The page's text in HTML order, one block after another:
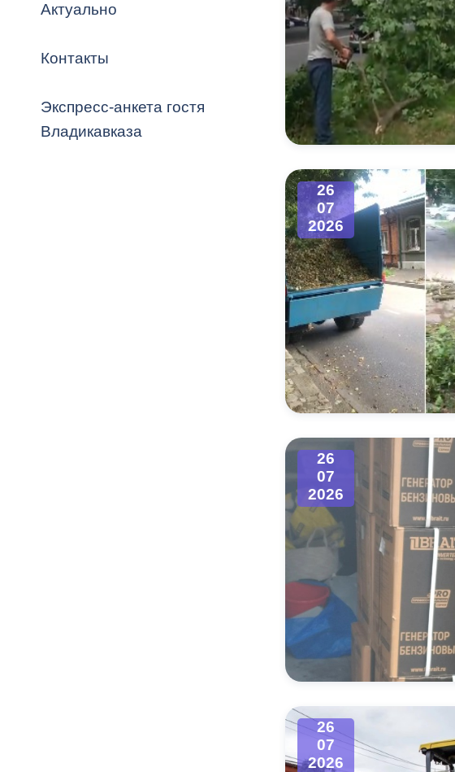
Владикавказ
Распоряжения,
ОРВ и экспертиза НПА
Оценка деятельности
местного самоуправления
Открытые данные
Информация о результатах
проверок
Муниципальный контроль
Актуально
Контакты
Экспресс-анкета гостя
Владикавказа
26
07
2026
26
07
2026
26
07
2026